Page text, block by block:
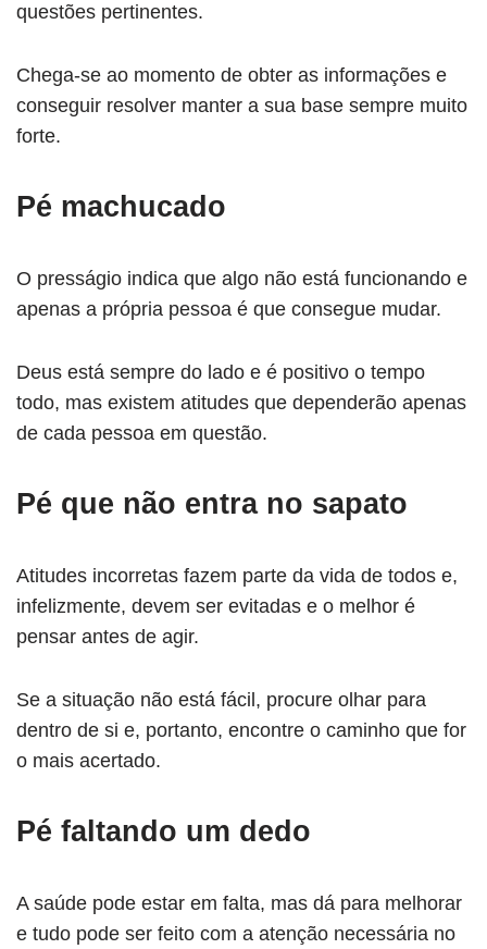
questões pertinentes.
Chega-se ao momento de obter as informações e
conseguir resolver manter a sua base sempre muito
forte.
Pé machucado
O presságio indica que algo não está funcionando e
apenas a própria pessoa é que consegue mudar.
Deus está sempre do lado e é positivo o tempo
todo, mas existem atitudes que dependerão apenas
de cada pessoa em questão.
Pé que não entra no sapato
Atitudes incorretas fazem parte da vida de todos e,
infelizmente, devem ser evitadas e o melhor é
pensar antes de agir.
Se a situação não está fácil, procure olhar para
dentro de si e, portanto, encontre o caminho que for
o mais acertado.
Pé faltando um dedo
A saúde pode estar em falta, mas dá para melhorar
e tudo pode ser feito com a atenção necessária no